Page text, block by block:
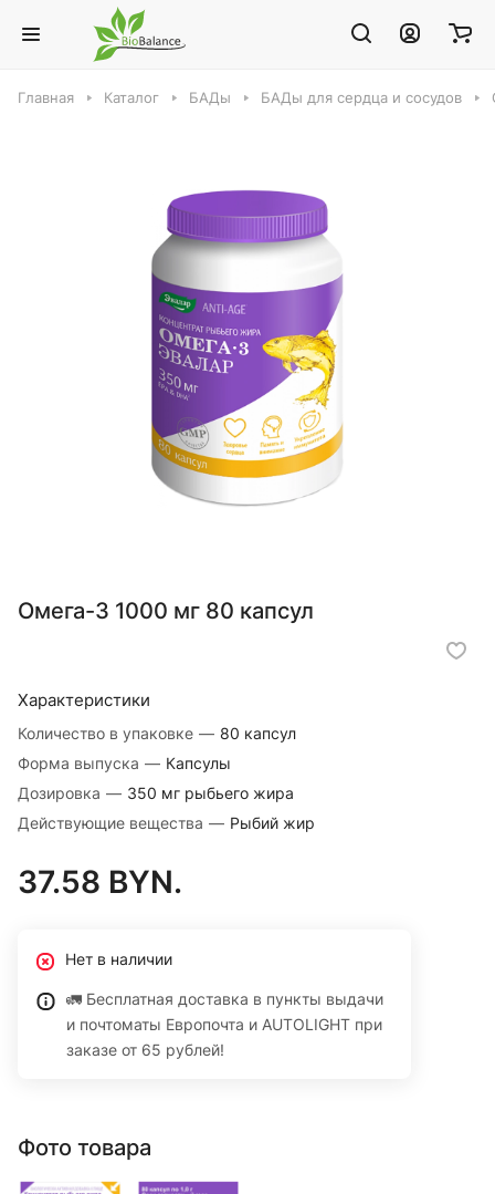
Главная Каталог БАДы БАДы для сердца и сосудов
Омега-3 1000 мг 80 капсул
Характеристики
Количество в упаковке — 80 капсул
Форма выпуска — Капсулы
Дозировка — 350 мг рыбьего жира
Действующие вещества — Рыбий жир
37.58 BYN.
Нет в наличии
🚛 Бесплатная доставка в пункты выдачи
и почтоматы Европочта и AUTOLIGHT при
заказе от 65 рублей!
Фото товара